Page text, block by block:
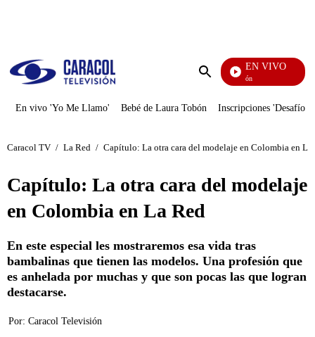
Enviar
EN VIVO
Pura Diversión
En vivo 'Yo Me Llamo' Bebé de Laura Tobón Inscripciones 'Desafío'
Caracol TV / La Red / Capítulo: La otra cara del modelaje en Colombia en La
Capítulo: La otra cara del modelaje
en Colombia en La Red
En este especial les mostraremos esa vida tras
bambalinas que tienen las modelos. Una profesión que
es anhelada por muchas y que son pocas las que logran
destacarse.
Por: Caracol Televisión